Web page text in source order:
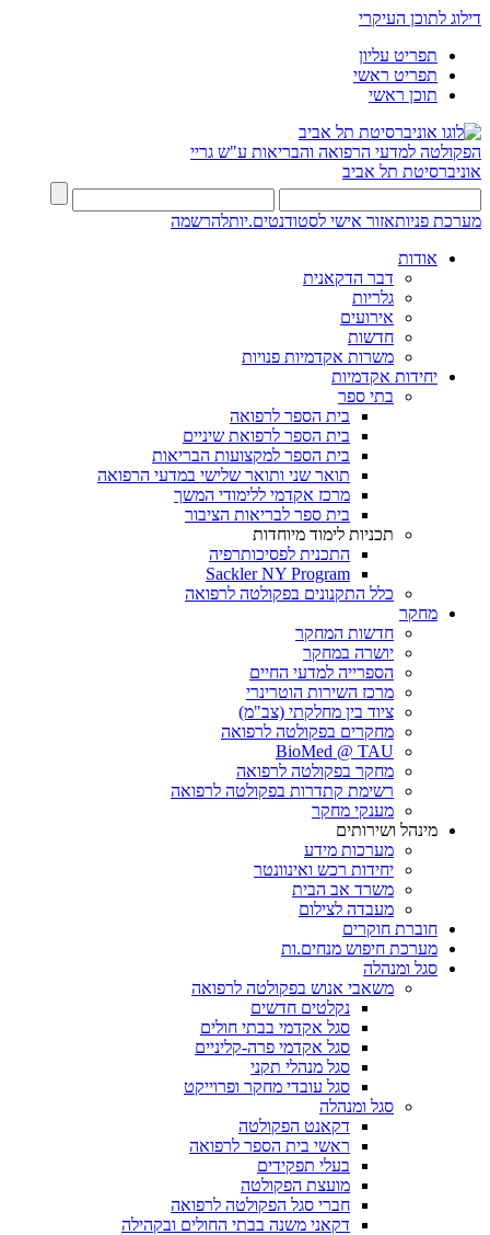
דילוג לתוכן העיקרי
תפריט עליון
תפריט ראשי
תוכן ראשי
הפקולטה למדעי הרפואה והבריאות ע"ש גריי
אוניברסיטת תל אביב
מערכת פניותאזור אישי לסטודנטים.יותלהרשמה
אודות
דבר הדקאנית
גלריות
אירועים
חדשות
משרות אקדמיות פנויות
יחידות אקדמיות
בתי ספר
בית הספר לרפואה
בית הספר לרפואת שיניים
בית הספר למקצועות הבריאות
תואר שני ותואר שלישי במדעי הרפואה
מרכז אקדמי ללימודי המשך
בית ספר לבריאות הציבור
תכניות לימוד מיוחדות
התכנית לפסיכותרפיה
Sackler NY Program
כלל התקנונים בפקולטה לרפואה
מחקר
חדשות המחקר
יושרה במחקר
הספרייה למדעי החיים
מרכז השירות הוטרינרי
ציוד בין מחלקתי (צב"מ)
מחקרים בפקולטה לרפואה
BioMed @ TAU
מחקר בפקולטה לרפואה
רשימת קתדרות בפקולטה לרפואה
מענקי מחקר
מינהל ושירותים
מערכות מידע
יחידות רכש ואינוונטר
משרד אב הבית
מעבדה לצילום
חוברת חוקרים
מערכת חיפוש מנחים.ות
סגל ומנהלה
משאבי אנוש בפקולטה לרפואה
נקלטים חדשים
סגל אקדמי בבתי חולים
סגל אקדמי פרה-קליניים
סגל מנהלי תקני
סגל עובדי מחקר ופרוייקט
סגל ומנהלה
דקאנט הפקולטה
ראשי בית הספר לרפואה
בעלי תפקידים
מועצת הפקולטה
חברי סגל הפקולטה לרפואה
דקאני משנה בבתי החולים ובקהילה